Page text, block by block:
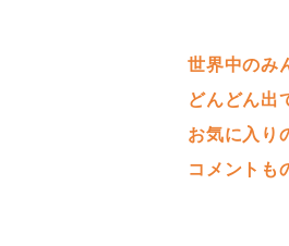
世界中のみ
どんどん出
お気に入り
コメントも